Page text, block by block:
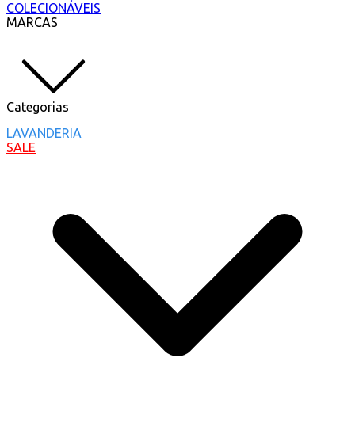
COLECIONÁVEIS
MARCAS
LAVANDERIA
SALE
Categorias